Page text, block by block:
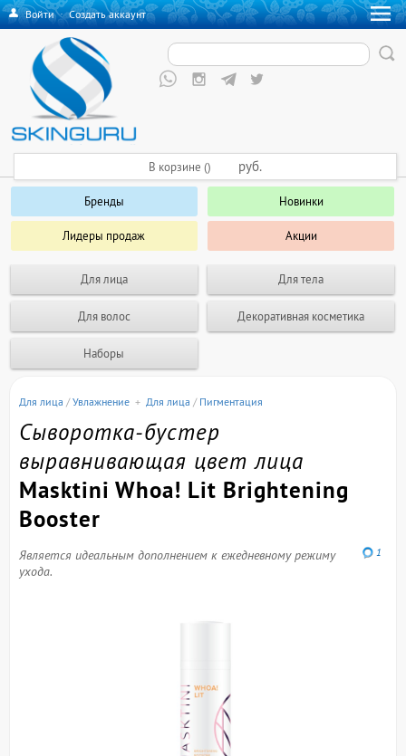
Войти·Создать аккаунт
Бренды Новинки
Лидеры продаж Акции
Для лица Для тела
Для волос Декоративная косметика
Наборы
В корзине () руб.
Для лица /Увлажнение + Для лица / Пигментация
Сыворотка-бустер
выравнивающая цвет лица
Masktini Whoa! Lit Brightening
Booster
1
Является идеальным дополнением к ежедневному режиму
ухода.